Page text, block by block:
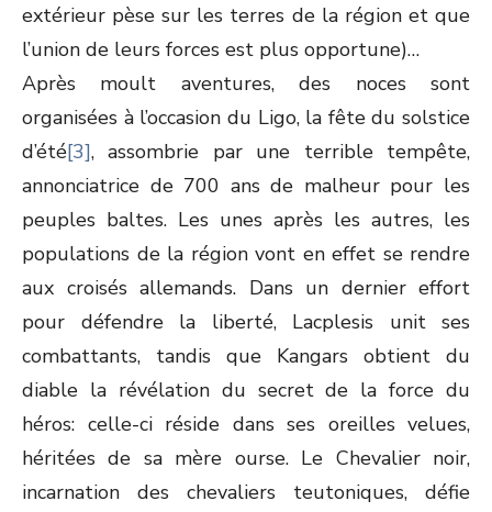
extérieur pèse sur les terres de la région et que
l’union de leurs forces est plus opportune)…
Après moult aventures, des noces sont
organisées à l’occasion du Ligo, la fête du solstice
d’été[3], assombrie par une terrible tempête,
annonciatrice de 700 ans de malheur pour les
peuples baltes. Les unes après les autres, les
populations de la région vont en effet se rendre
aux croisés allemands. Dans un dernier effort
pour défendre la liberté, Lacplesis unit ses
combattants, tandis que Kangars obtient du
diable la révélation du secret de la force du
héros: celle-ci réside dans ses oreilles velues,
héritées de sa mère ourse. Le Chevalier noir,
incarnation des chevaliers teutoniques, défie